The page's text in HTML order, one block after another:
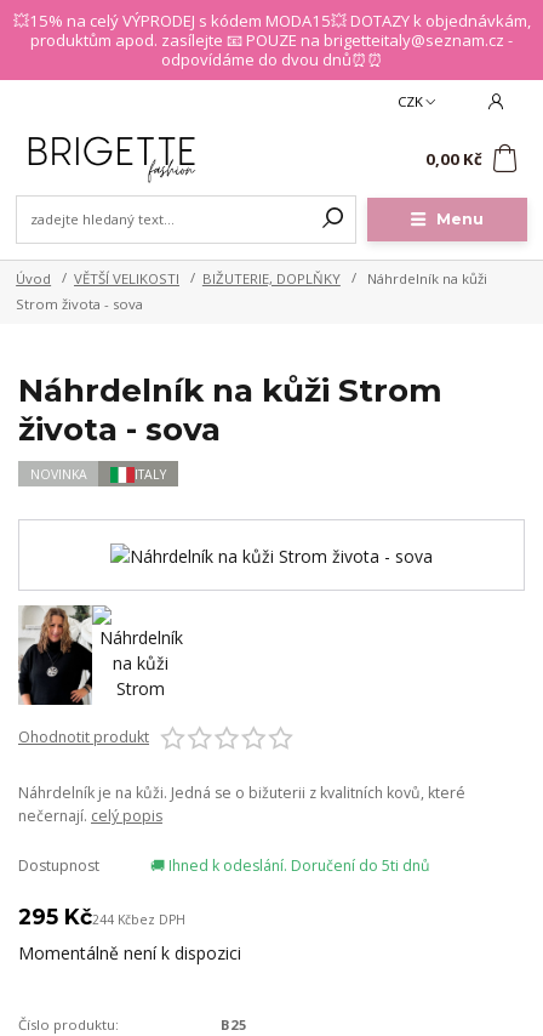
💥15% na celý VÝPRODEJ s kódem MODA15💥 DOTAZY k objednávkám,
produktům apod. zasílejte 📧 POUZE na brigetteitaly@seznam.cz -
odpovídáme do dvou dnů⏰⏰
Menu
CZK
0,00 Kč
Úvod VĚTŠÍ VELIKOSTI BIŽUTERIE, DOPLŇKY
Náhrdelník na kůži
Strom života - sova
Náhrdelník na kůži Strom
života - sova
NOVINKA ITALY
Ohodnotit produkt
Náhrdelník je na kůži. Jedná se o bižuterii z kvalitních kovů, které
nečernají. celý popis
Dostupnost 🚚 Ihned k odeslání. Doručení do 5ti dnů
295 Kč244 Kčbez DPH
Momentálně není k dispozici
Číslo produktu:
B25